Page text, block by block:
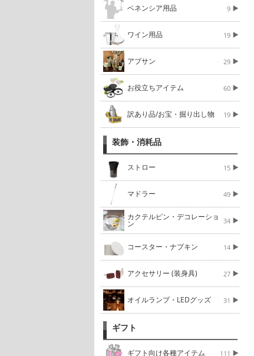
ベネンシア用品 9
ワイン用品 19
アブサン 29
お役立ちアイテム 60
訳あり品/お宝・掘り出し物 19
装飾・消耗品
ストロー 15
マドラー 49
カクテルピン・デコレーショ
ン 34
コースター・ナプキン 14
アクセサリー (装身具) 27
オイルランプ・LEDグッズ 31
ギフト
ギフト向け各種アイテム 111